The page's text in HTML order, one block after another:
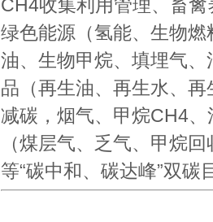
CH4收集利用管理、 畜禽
绿色能源（氢能、生物
油、 生物甲烷、 填埋气、
品 （再生油、 再生水、 再
减碳，烟气、甲烷CH4
（煤层气、乏气、甲烷
等“碳中和、 碳达峰”双碳